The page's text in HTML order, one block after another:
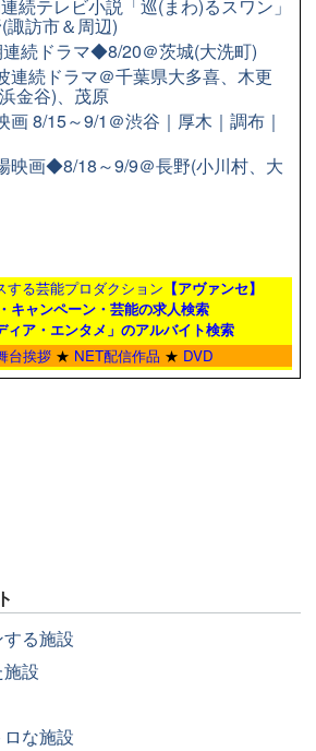
続テレビ小説「巡(まわ)るスワン」
訪市＆周辺)
続ドラマ◆8/20＠茨城(大洗町)
連続ドラマ＠千葉県大多喜、木更
金谷)、茂原
画 8/15～9/1＠渋谷｜厚木｜調布｜
映画◆8/18～9/9＠長野(小川村、大
する芸能プロダクション 【アヴァンセ】
キャンペーン・芸能の求人検索
ィア・エンタメ」のアルバイト検索
台挨拶 ★ NET配信作品 ★ DVD
る施設
設
な施設